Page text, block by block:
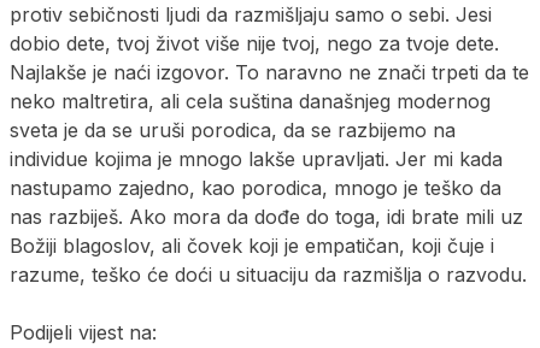
protiv sebičnosti ljudi da razmišljaju samo o sebi. Jesi
dobio dete, tvoj život više nije tvoj, nego za tvoje dete.
Najlakše je naći izgovor. To naravno ne znači trpeti da te
neko maltretira, ali cela suština današnjeg modernog
sveta je da se uruši porodica, da se razbijemo na
individue kojima je mnogo lakše upravljati. Jer mi kada
nastupamo zajedno, kao porodica, mnogo je teško da
nas razbiješ. Ako mora da dođe do toga, idi brate mili uz
Božiji blagoslov, ali čovek koji je empatičan, koji čuje i
razume, teško će doći u situaciju da razmišlja o razvodu.
Podijeli vijest na: